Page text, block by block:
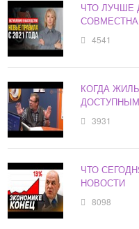
ЧТО ЛУЧШЕ
4541
КОГДА
ДОСТУПНЫМ
3931
ЧТО
НОВОСТИ
8098